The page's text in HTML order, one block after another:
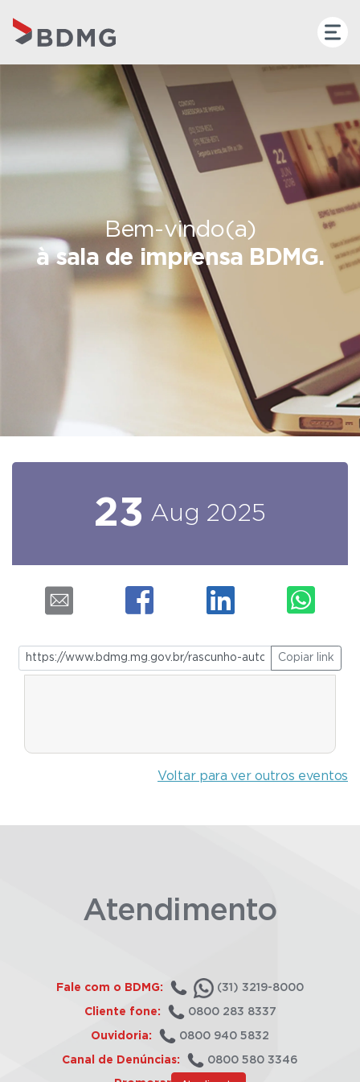
Bem-vindo(a)
à sala de imprensa BDMG.
23 Aug 2025
Copiar link
Voltar para ver outros eventos
Atendimento
Fale com o BDMG: (31) 3219-8000
Cliente fone: 0800 283 8337
Ouvidoria: 0800 940 5832
Canal de Denúncias: 0800 580 3346